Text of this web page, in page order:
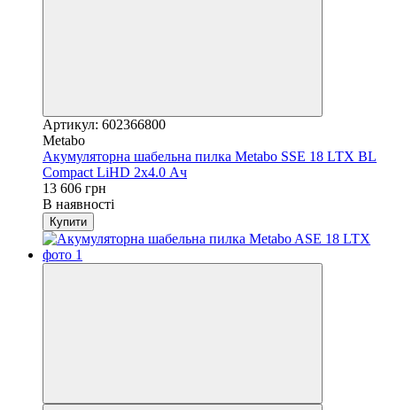
Артикул: 602366800
Metabo
Акумуляторна шабельна пилка Metabo SSE 18 LTX BL
Compact LiHD 2x4.0 Ач
13 606 грн
В наявності
Купити